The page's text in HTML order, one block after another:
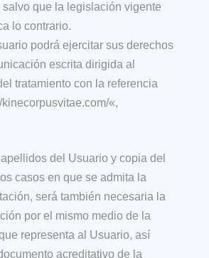
salvo que la legislación vigente
lo contrario.
podrá ejercitar sus derechos
escrita dirigida al
tratamiento con la referencia
kinecorpusvitae.com/«,
del Usuario y copia del
casos en que se admita la
será también necesaria la
por el mismo medio de la
representa al Usuario, así
acreditativo de la